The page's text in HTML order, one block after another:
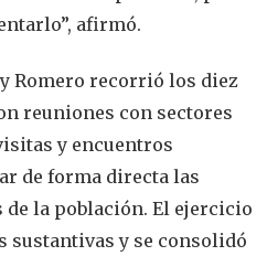
afirmó.
Romero recorrió los diez
reuniones con sectores
y encuentros
de forma directa las
la población. El ejercicio
sustantivas y se consolidó